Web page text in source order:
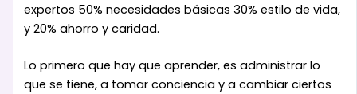
expertos 50% necesidades básicas 30% estilo de vida,
y 20% ahorro y caridad.
Lo primero que hay que aprender, es administrar lo
que se tiene, a tomar conciencia y a cambiar ciertos